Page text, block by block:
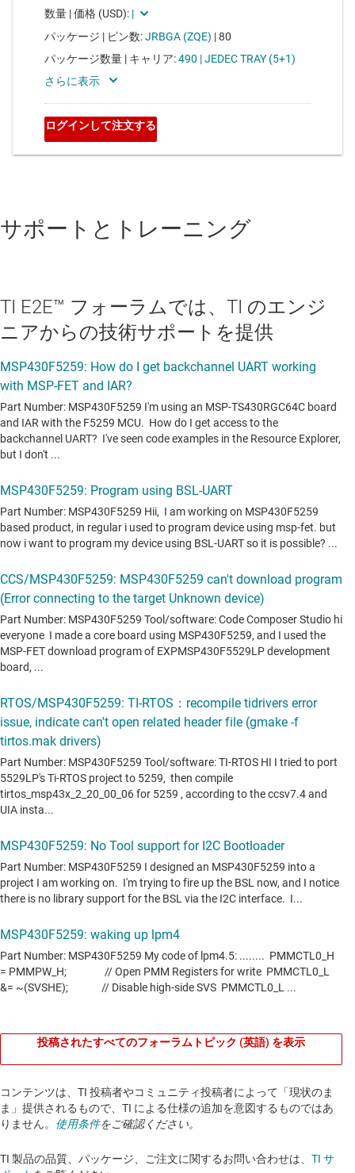
サポートとトレーニング
TI E2E™ フォーラムでは、TI のエンジ
ニアからの技術サポートを提供
投稿されたすべてのフォーラムトピック (英語) を表示
コンテンツは、TI 投稿者やコミュニティ投稿者によって「現状のま
ま」提供されるもので、TI による仕様の追加を意図するものではあ
りません。 使用条件をご確認ください。
TI 製品の品質、パッケージ、ご注文に関するお問い合わせは、 TI サ